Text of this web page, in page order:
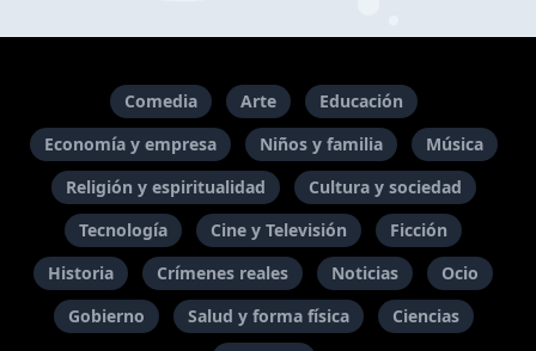
Comedia Arte
Educación
Economía y empresa
Niños y familia
Música
Religión y espiritualidad
Cultura y sociedad
Tecnología
Cine y Televisión
Ficción
Historia
Crímenes reales Noticias
Ocio
Gobierno
Salud y forma física
Ciencias